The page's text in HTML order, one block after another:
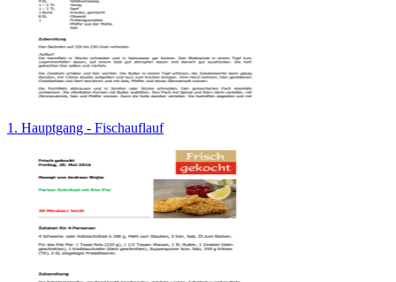
1. Hauptgang - Fischauflauf